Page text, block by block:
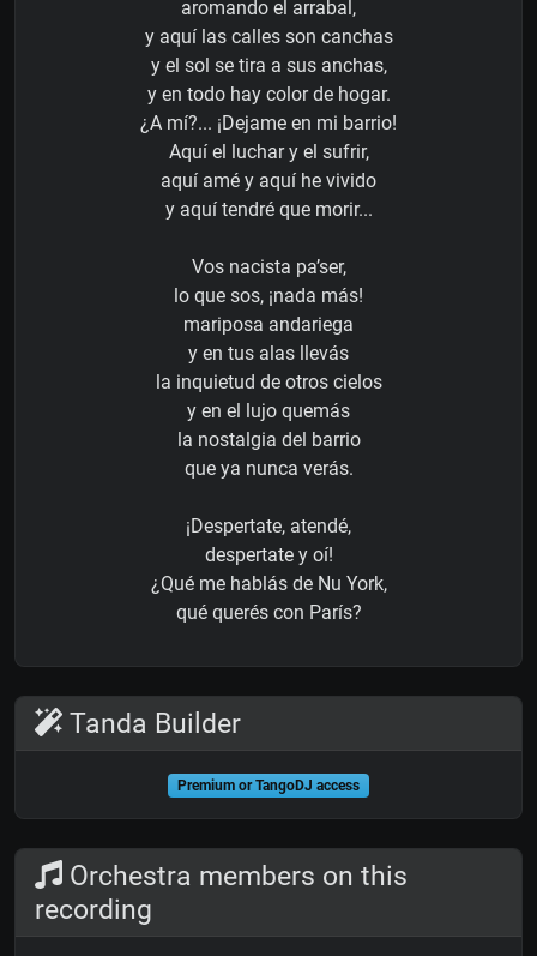
aromando el arrabal,
y aquí las calles son canchas
y el sol se tira a sus anchas,
y en todo hay color de hogar.
¿A mí?... ¡Dejame en mi barrio!
Aquí el luchar y el sufrir,
aquí amé y aquí he vivido
y aquí tendré que morir...
Vos nacista pa’ser,
lo que sos, ¡nada más!
mariposa andariega
y en tus alas llevás
la inquietud de otros cielos
y en el lujo quemás
la nostalgia del barrio
que ya nunca verás.
¡Despertate, atendé,
despertate y oí!
¿Qué me hablás de Nu York,
qué querés con París?
Tanda Builder
Premium or TangoDJ access
Orchestra members on this
recording